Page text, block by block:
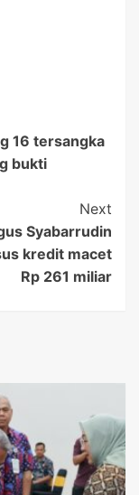
16 tersangka
bukti
Next
Syabarrudin
kredit macet
Rp 261 miliar